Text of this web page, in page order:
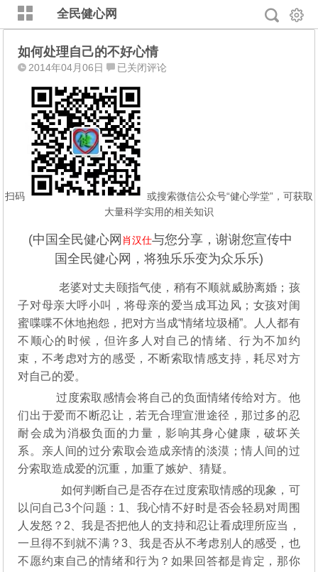
全民健心网
如何处理自己的不好心情
2014年04月06日
如
处
理
自
己
的
不
好
心
已关闭评论
扫码
或搜索微信公众号“健心学堂”，可获取
大量科学实用的相关知识
(中国全民健心网 肖汉仕与您分享，谢谢您宣传中
国全民健心网，将独乐乐变为众乐乐)
老婆对丈夫颐指气使，稍有不顺就威胁离婚；孩
子对母亲大呼小叫，将母亲的爱当成耳边风；女孩对闺
蜜喋喋不休地抱怨，把对方当成“情绪垃圾桶”。人人都有
不顺心的时候，但许多人对自己的情绪、行为不加约
束，不考虑对方的感受，不断索取情感支持，耗尽对方
对自己的爱。
过度索取感情会将自己的负面情绪传给对方。他
们出于爱而不断忍让，若无合理宣泄途径，那过多的忍
耐会成为消极负面的力量，影响其身心健康，破坏关
系。亲人间的过分索取会造成亲情的淡漠；情人间的过
分索取造成爱的沉重，加重了嫉妒、猜疑。
如何判断自己是否存在过度索取情感的现象，可
以问自己3个问题：1、我心情不好时是否会轻易对周围
人发怒？2、我是否把他人的支持和忍让看成理所应当，
一旦得不到就不满？3、我是否从不考虑别人的感受，也
不愿约束自己的情绪和行为？如果回答都是肯定，那你